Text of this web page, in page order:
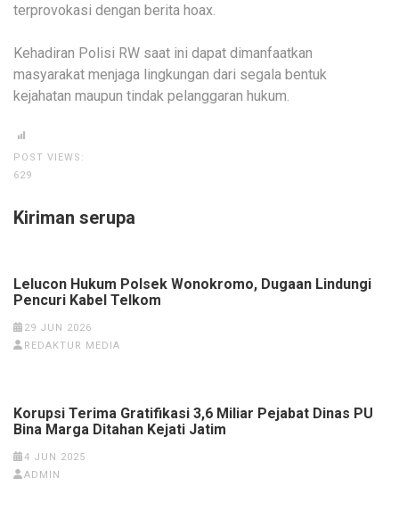
terprovokasi dengan berita hoax.
Kehadiran Polisi RW saat ini dapat dimanfaatkan
masyarakat menjaga lingkungan dari segala bentuk
kejahatan maupun tindak pelanggaran hukum.
POST VIEWS:
629
Kiriman serupa
Lelucon Hukum Polsek Wonokromo, Dugaan Lindungi
Pencuri Kabel Telkom
29 JUN 2026
REDAKTUR MEDIA
Korupsi Terima Gratifikasi 3,6 Miliar Pejabat Dinas PU
Bina Marga Ditahan Kejati Jatim
4 JUN 2025
ADMIN